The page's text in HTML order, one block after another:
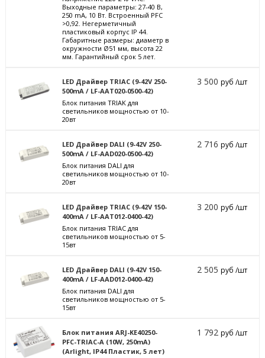
Выходные параметры: 27-40 В,
250 mА, 10 Вт. Встроенный PFC
>0,92. Негерметичный
пластиковый корпус IP 44.
Габаритные размеры: диаметр в
окружности Ø51 мм, высота 22
мм. Гарантийный срок 5 лет.
LED Драйвер TRIAC (9-42V 250-
500mA / LF-AAT020-0500-42)
Блок питания TRIAK для
светильников мощностью от 10-
20вт
3 500руб /шт
LED Драйвер DALI (9-42V 250-
500mA / LF-AAD020-0500-42)
Блок питания DALI для
светильников мощностью от 10-
20вт
2 716руб /шт
LED Драйвер TRIAC (9-42V 150-
400mA / LF-AAT012-0400-42)
Блок питания TRIAC для
светильников мощностью от 5-
15вт
3 200руб /шт
LED Драйвер DALI (9-42V 150-
400mA / LF-AAD012-0400-42)
Блок питания DALI для
светильников мощностью от 5-
15вт
2 505руб /шт
Блок питания ARJ-KE40250-
PFC-TRIAC-A (10W, 250mA)
(Arlight, IP44 Пластик, 5 лет)
1 792руб /шт